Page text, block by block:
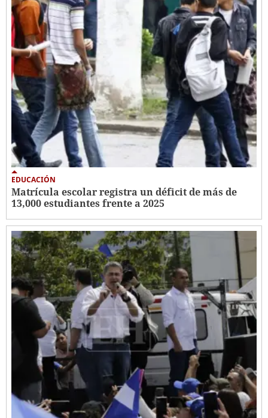
EDUCACIÓN
Matrícula escolar registra un déficit de más de
13,000 estudiantes frente a 2025